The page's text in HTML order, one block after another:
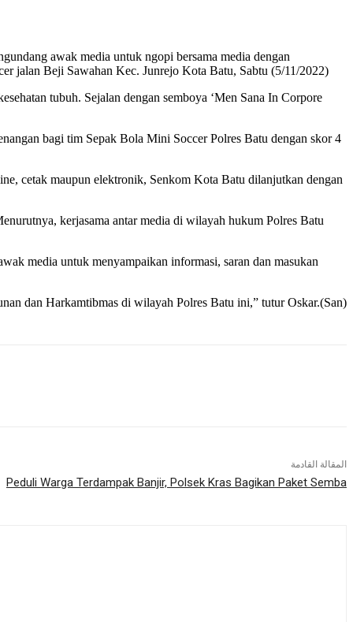
awak media untuk ngopi bersama media dengan
jalan Beji Sawahan Kec. Junrejo Kota Batu, Sabtu (5/11/2022)
tubuh. Sejalan dengan semboya ‘Men Sana In Corpore
bagi tim Sepak Bola Mini Soccer Polres Batu dengan skor 4
cetak maupun elektronik, Senkom Kota Batu dilanjutkan dengan
kerjasama antar media di wilayah hukum Polres Batu
media untuk menyampaikan informasi, saran dan masukan
dan Harkamtibmas di wilayah Polres Batu ini,” tutur Oskar.(San)
المقالة القادمة
Peduli Warga Terdampak Banjir, Polsek Kras Bagikan Paket Semba